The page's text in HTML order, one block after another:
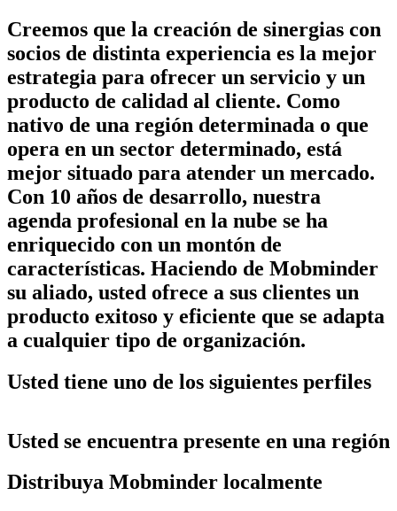
Creemos que la creación de sinergias con
socios de distinta experiencia es la mejor
estrategia para ofrecer un servicio y un
producto de calidad al cliente. Como
nativo de una región determinada o que
opera en un sector determinado, está
mejor situado para atender un mercado.
Con 10 años de desarrollo, nuestra
agenda profesional en la nube se ha
enriquecido con un montón de
características. Haciendo de Mobminder
su aliado, usted ofrece a sus clientes un
producto exitoso y eficiente que se adapta
a cualquier tipo de organización.
Usted tiene uno de los siguientes perfiles
Usted se encuentra presente en una región
Distribuya Mobminder localmente